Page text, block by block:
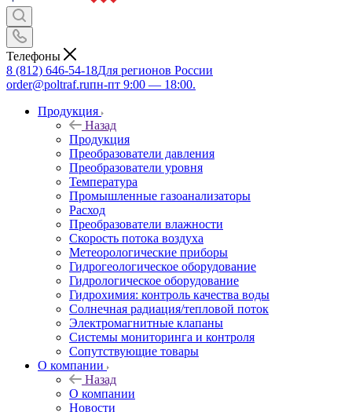
Телефоны
8 (812) 646-54-18Для регионов России
order@poltraf.ruпн-пт 9:00 — 18:00.
Продукция
Назад
Продукция
Преобразователи давления
Преобразователи уровня
Температура
Промышленные газоанализаторы
Расход
Преобразователи влажности
Скорость потока воздуха
Метеорологические приборы
Гидрогеологическое оборудование
Гидрологическое оборудование
Гидрохимия: контроль качества воды
Солнечная радиация/тепловой поток
Электромагнитные клапаны
Системы мониторинга и контроля
Сопутствующие товары
О компании
Назад
О компании
Новости